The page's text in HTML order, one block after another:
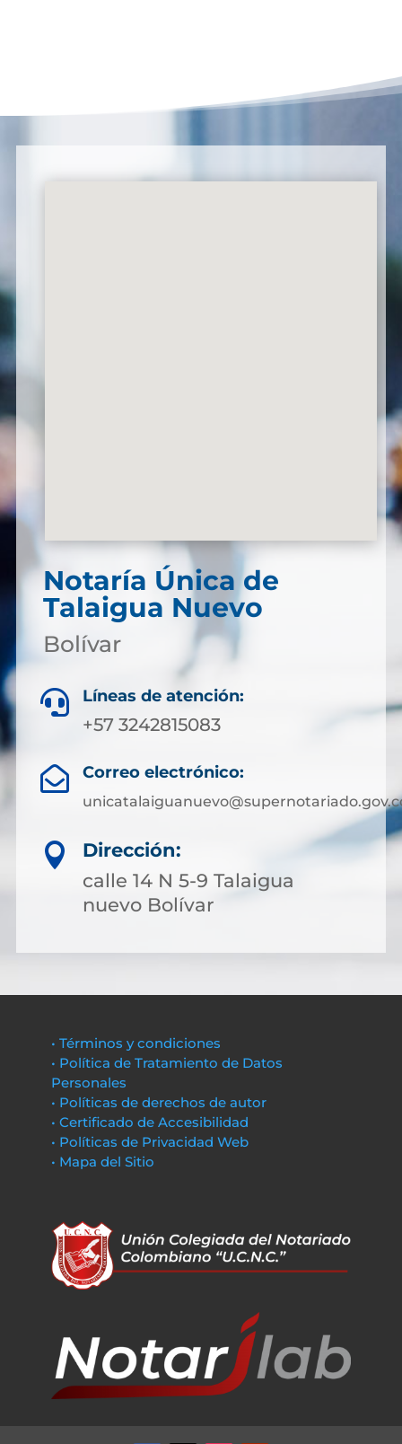
Notaría Única de
Talaigua Nuevo
Bolívar
 Líneas de atención:
+57 3242815083
 Correo electrónico:

Dirección:
calle 14 N 5-9 Talaigua
nuevo Bolívar
• Términos y condiciones
• Política de Tratamiento de Datos
Personales
• Políticas de derechos de autor
• Certificado de Accesibilidad
• Políticas de Privacidad Web
• Mapa del Sitio